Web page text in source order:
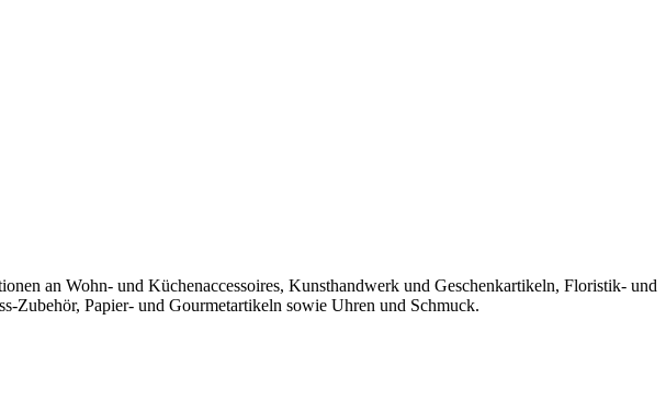
Zubehör, Papier- und Gourmetartikeln sowie Uhren und Schmuck.